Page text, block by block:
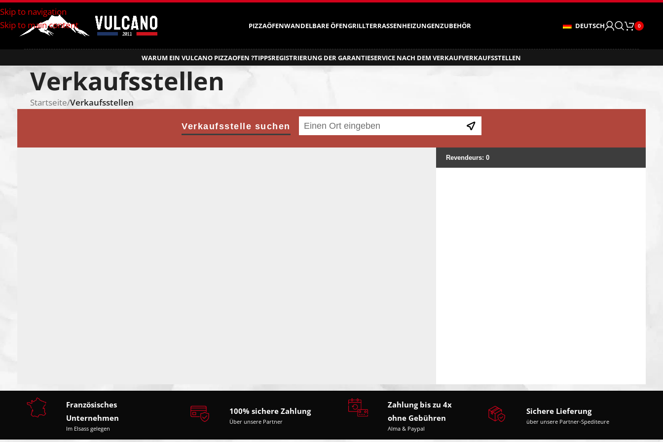
Skip to navigation
Skip to main content
PIZZAÖFENWANDELBARE ÖFENGRILLTERRASSENHEIZUNGENZUBEHÖR DEUTSCH 0
WARUM EIN VULCANO PIZZAOFEN ?TIPPSREGISTRIERUNG DER GARANTIESERVICE NACH DEM VERKAUFVERKAUFSSTELLEN
Verkaufsstellen
Startseite/Verkaufsstellen
Verkaufsstelle suchen
Revendeurs:0
Französisches
Unternehmen
Im Elsass gelegen
100% sichere Zahlung
Über unsere Partner
Zahlung bis zu 4x
ohne Gebühren
Alma & Paypal
Sichere Lieferung
über unsere Partner-Spediteure